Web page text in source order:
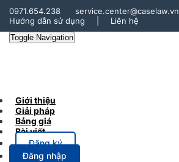
0971.654.238
service.center@caselaw.vn
Hướng dẫn sử dụng
Liên hệ
Toggle Navigation
Giới thiệu
Giải pháp
Bảng giá
Bài viết
Đăng ký
Đăng nhập